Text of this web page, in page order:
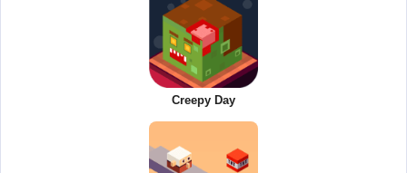
Creepy Day